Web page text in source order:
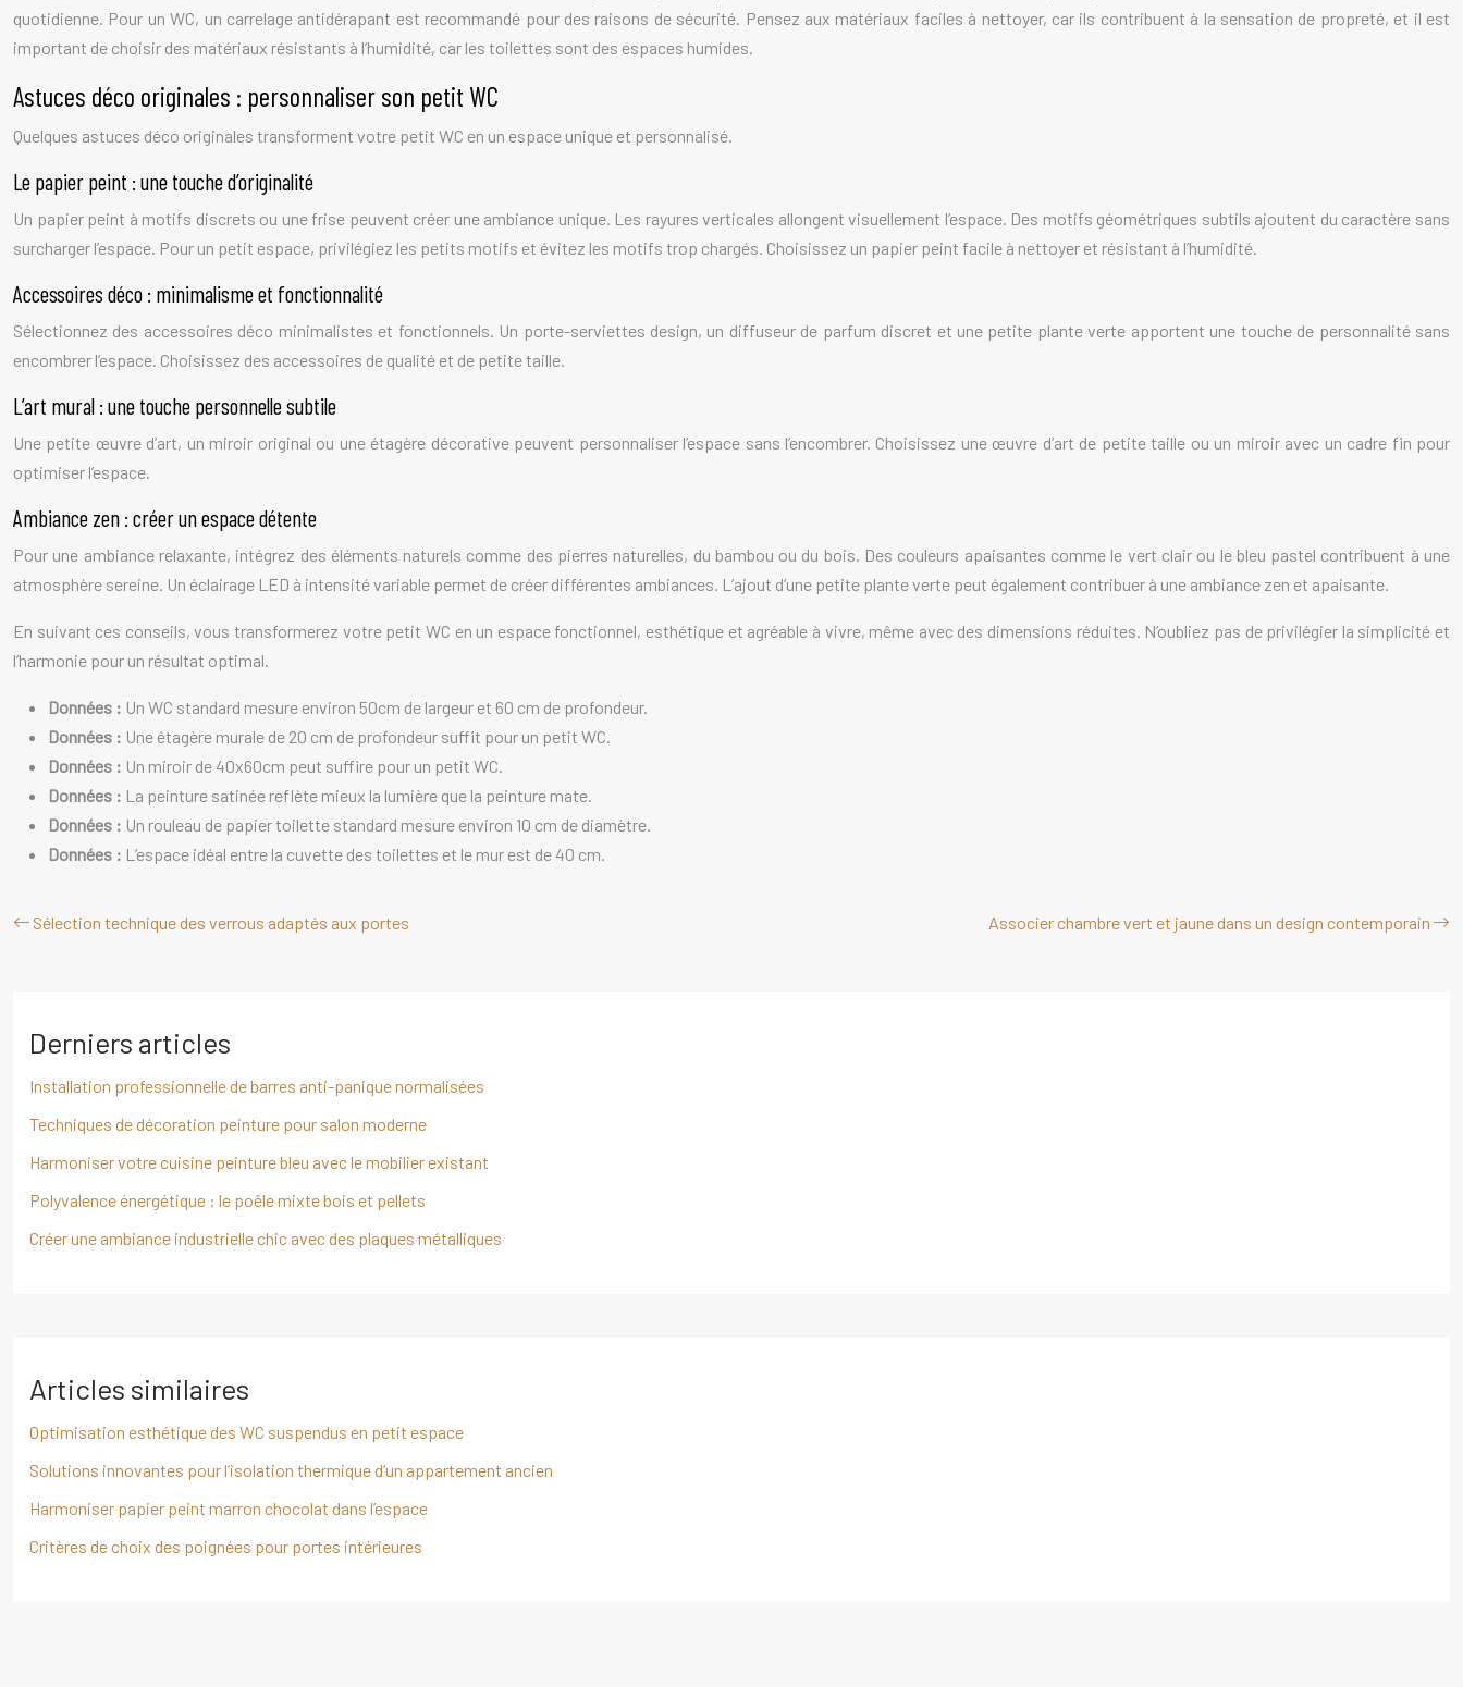
quotidienne. Pour un WC, un carrelage antidérapant est recommandé pour des raisons de sécurité. Pensez aux matériaux faciles à nettoyer, car ils contribuent à la sensation de propreté, et il est
important de choisir des matériaux résistants à l’humidité, car les toilettes sont des espaces humides.
Astuces déco originales : personnaliser son petit WC
Quelques astuces déco originales transforment votre petit WC en un espace unique et personnalisé.
Le papier peint : une touche d’originalité
Un papier peint à motifs discrets ou une frise peuvent créer une ambiance unique. Les rayures verticales allongent visuellement l’espace. Des motifs géométriques subtils ajoutent du caractère sans
surcharger l’espace. Pour un petit espace, privilégiez les petits motifs et évitez les motifs trop chargés. Choisissez un papier peint facile à nettoyer et résistant à l’humidité.
Accessoires déco : minimalisme et fonctionnalité
Sélectionnez des accessoires déco minimalistes et fonctionnels. Un porte-serviettes design, un diffuseur de parfum discret et une petite plante verte apportent une touche de personnalité sans
encombrer l’espace. Choisissez des accessoires de qualité et de petite taille.
L’art mural : une touche personnelle subtile
Une petite œuvre d’art, un miroir original ou une étagère décorative peuvent personnaliser l’espace sans l’encombrer. Choisissez une œuvre d’art de petite taille ou un miroir avec un cadre fin pour
optimiser l’espace.
Ambiance zen : créer un espace détente
Pour une ambiance relaxante, intégrez des éléments naturels comme des pierres naturelles, du bambou ou du bois. Des couleurs apaisantes comme le vert clair ou le bleu pastel contribuent à une
atmosphère sereine. Un éclairage LED à intensité variable permet de créer différentes ambiances. L’ajout d’une petite plante verte peut également contribuer à une ambiance zen et apaisante.
En suivant ces conseils, vous transformerez votre petit WC en un espace fonctionnel, esthétique et agréable à vivre, même avec des dimensions réduites. N’oubliez pas de privilégier la simplicité et
l’harmonie pour un résultat optimal.
Données : Un WC standard mesure environ 50cm de largeur et 60 cm de profondeur.
Données : Une étagère murale de 20 cm de profondeur suffit pour un petit WC.
Données : Un miroir de 40x60cm peut suffire pour un petit WC.
Données : La peinture satinée reflète mieux la lumière que la peinture mate.
Données : Un rouleau de papier toilette standard mesure environ 10 cm de diamètre.
Données : L’espace idéal entre la cuvette des toilettes et le mur est de 40 cm.
Sélection technique des verrous adaptés aux portes Associer chambre vert et jaune dans un design contemporain
Derniers articles
Installation professionnelle de barres anti-panique normalisées
Techniques de décoration peinture pour salon moderne
Harmoniser votre cuisine peinture bleu avec le mobilier existant
Polyvalence énergétique : le poêle mixte bois et pellets
Créer une ambiance industrielle chic avec des plaques métalliques
Articles similaires
Optimisation esthétique des WC suspendus en petit espace
Solutions innovantes pour l’isolation thermique d’un appartement ancien
Harmoniser papier peint marron chocolat dans l’espace
Critères de choix des poignées pour portes intérieures